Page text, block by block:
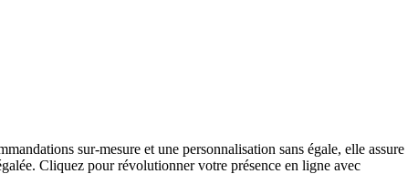
sur-mesure et une personnalisation sans égale, elle assure
Cliquez pour révolutionner votre présence en ligne avec